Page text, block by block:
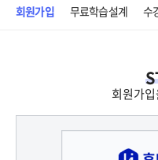
회원가입 무료학습설계 수
회원가